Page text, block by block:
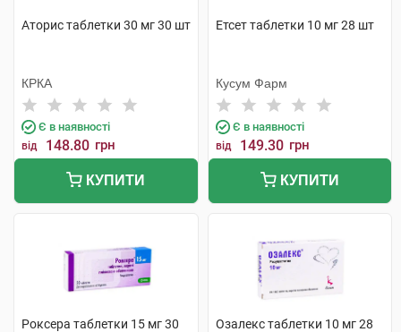
Аторис таблетки 30 мг 30 шт
КРКА
Є в наявності
від 148.80 грн
КУПИТИ
Етсет таблетки 10 мг 28 шт
Кусум Фарм
Є в наявності
від 149.30 грн
КУПИТИ
Роксера таблетки 15 мг 30
Озалекс таблетки 10 мг 28